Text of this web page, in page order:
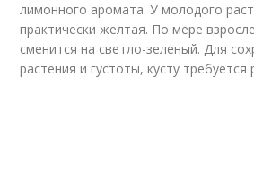
лимонного аромата. У молодого
практически желтая. По мере
сменится на светло-зеленый. Для
растения и густоты, кусту требуется